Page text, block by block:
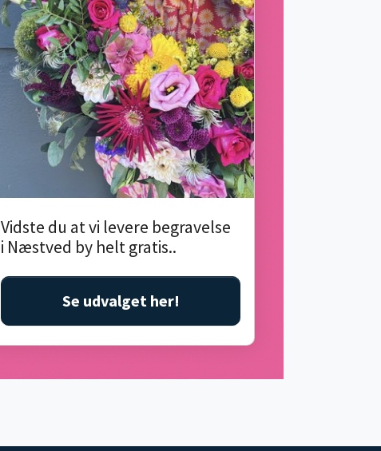
Vidste du at vi levere begravelse
i Næstved by helt gratis..
Se udvalget her!